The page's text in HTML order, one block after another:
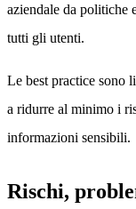
aziendale da politiche
tutti gli utenti.
Le best practice sono
a ridurre al minimo i
informazioni sensibili.
Rischi,